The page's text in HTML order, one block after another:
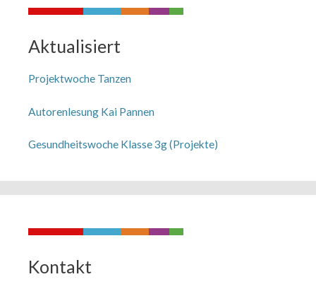
Aktualisiert
Projektwoche Tanzen
Autorenlesung Kai Pannen
Gesundheitswoche Klasse 3g (Projekte)
Kontakt